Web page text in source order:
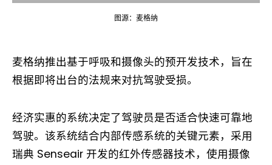
图源：麦格纳
麦格纳推出基于呼吸和摄像头的预开发技术，旨在
根据即将出台的法规来对抗驾驶受损。
经济实惠的系统决定了驾驶员是否适合快速可靠地
驾驶。该系统结合内部传感系统的关键元素，采用
瑞典 Senseair 开发的红外传感器技术，使用摄像